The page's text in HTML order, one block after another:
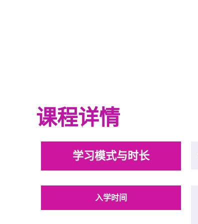
课程详情
学习模式与时长
入学时间